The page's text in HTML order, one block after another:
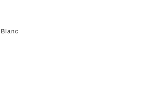
Blanc